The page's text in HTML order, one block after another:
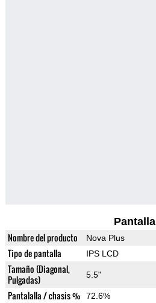
Pantalla
Nombre del producto Nova Plus
Tipo de pantalla IPS LCD
Tamaño (Diagonal,
Pulgadas)
5.5"
Pantalalla / chasis % 72.6%